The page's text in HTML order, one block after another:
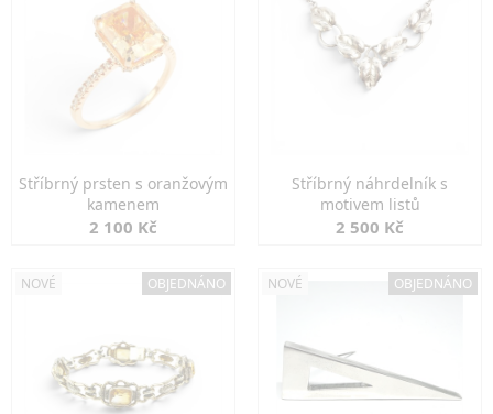
Stříbrný prsten s oranžovým
kamenem
2 100 Kč
Stříbrný náhrdelník s
motivem listů
2 500 Kč
NOVÉ OBJEDNÁNO NOVÉ OBJEDNÁNO